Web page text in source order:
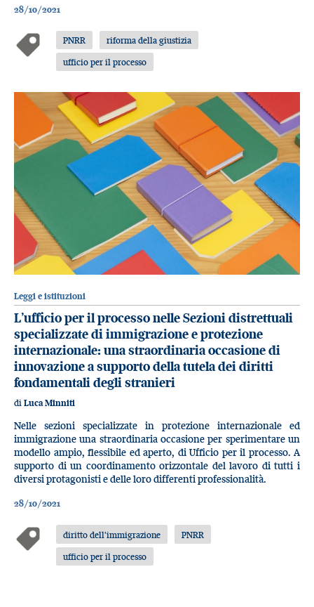
28/10/2021
PNRR
riforma della giustizia
ufficio per il processo
Leggi e istituzioni
L’ufficio per il processo nelle Sezioni distrettuali
specializzate di immigrazione e protezione
internazionale: una straordinaria occasione di
innovazione a supporto della tutela dei diritti
fondamentali degli stranieri
di Luca Minniti
Nelle sezioni specializzate in protezione internazionale ed
immigrazione una straordinaria occasione per sperimentare un
modello ampio, flessibile ed aperto, di Ufficio per il processo. A
supporto di un coordinamento orizzontale del lavoro di tutti i
diversi protagonisti e delle loro differenti professionalità.
28/10/2021
diritto dell'immigrazione
PNRR
ufficio per il processo